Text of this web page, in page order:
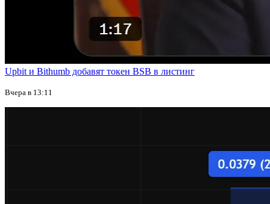
Upbit и Bithumb добавят токен BSB в листинг
Вчера в 13:11